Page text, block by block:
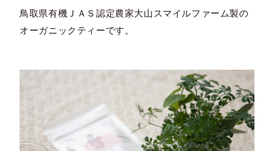
鳥取県有機ＪＡＳ認定農家大山スマイルファーム製の
オーガニックティーです。